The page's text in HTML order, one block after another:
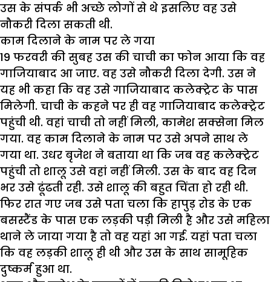
उस के संपर्क भी अच्छे लोगों से थे इसलिए वह उसे
नौकरी दिला सकती थी.
काम दिलाने के नाम पर ले गया
19 फरवरी की सुबह उस की चाची का फोन आया कि वह
गाजियाबाद आ जाए. वह उसे नौकरी दिला देगी. उस ने
यह भी कहा कि वह उसे गाजियाबाद कलेक्ट्रेट के पास
मिलेगी. चाची के कहने पर ही वह गाजियाबाद कलेक्ट्रेट
पहुंची थी. वहां चाची तो नहीं मिली, कामेश सक्सेना मिल
गया. वह काम दिलाने के नाम पर उसे अपने साथ ले
गया था. उधर बृजेश ने बताया था कि जब वह कलेक्ट्रेट
पहुंची तो शालू उसे वहां नहीं मिली. उस के बाद वह दिन
भर उसे ढूंढती रही. उसे शालू की बहुत चिंता हो रही थी.
फिर रात गए जब उसे पता चला कि हापुड़ रोड के एक
बसस्टैंड के पास एक लड़की पड़ी मिली है और उसे महिला
थाने ले जाया गया है तो वह यहां आ गई. यहां पता चला
कि वह लड़की शालू ही थी और उस के साथ सामूहिक
दुष्कर्म हुआ था.